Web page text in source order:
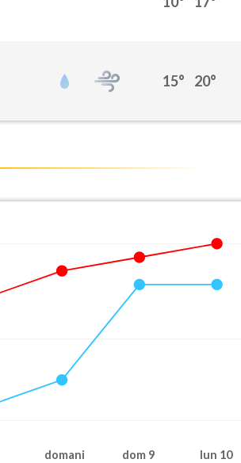
15° 20°
domani dom 9 lun 10